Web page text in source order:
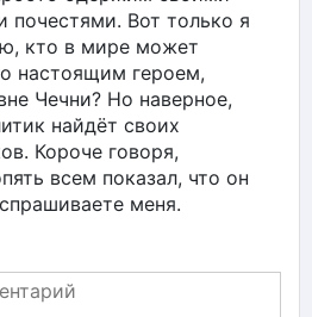
почестями. Вот только я
кто в мире может
настоящим героем,
Чечни? Но наверное,
найдёт своих
Короче говоря,
всем показал, что он
меня.